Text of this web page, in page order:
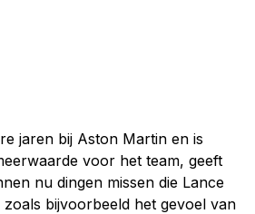
jaren bij Aston Martin en is
voor het team, geeft
nu dingen missen die Lance
bijvoorbeeld het gevoel van